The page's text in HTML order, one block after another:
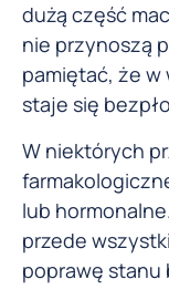
dużą część
nie przynoszą
pamiętać, że
staje się
W niektórych
lub
przede
poprawę stanu